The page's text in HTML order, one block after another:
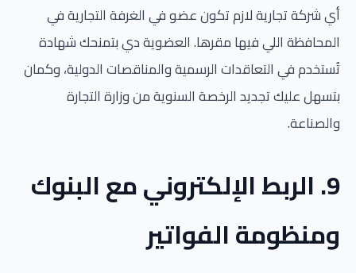
أي شركة تجارية لازم تكون عضو في الغرفة التجارية في
المحافظة اللي فيها مقرها. العضوية دي بتمنحك شهادة
تُستخدم في التعاقدات الرسمية والمناقصات الدولية، وكمان
بتسهل عليك تجديد الرخصة السنوية من وزارة التجارة
والصناعة.
9. الربط الإلكتروني مع البنوك
ومنظومة الفواتير